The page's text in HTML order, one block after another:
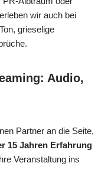
wir auch bei
grieselige
Audio,
Partner an die Seite,
15 Jahren Erfahrung
Veranstaltung ins